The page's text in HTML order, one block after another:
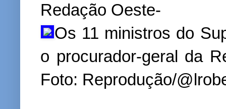
Redação Oeste-
Os 11 ministros do
o procurador-geral da
Foto: Reprodução/